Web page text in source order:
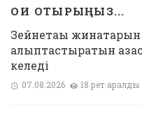
ОҚИ ОТЫРЫҢЫЗ...
Зейнетақы
қалыптастыратын
келеді
07.08.2026 18 рет қаралды